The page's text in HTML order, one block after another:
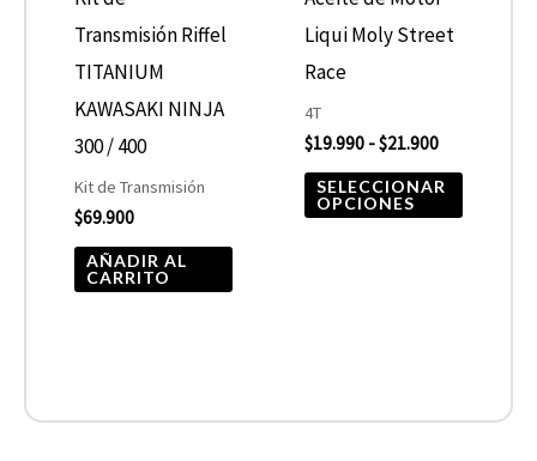
Transmisión Riffel
TITANIUM
KAWASAKI NINJA
300 / 400
Kit de Transmisión
$69.900
AÑADIR AL
CARRITO
Liqui Moly Street
Race
4T
$19.990 -$21.900
SELECCIONAR
OPCIONES
la
página